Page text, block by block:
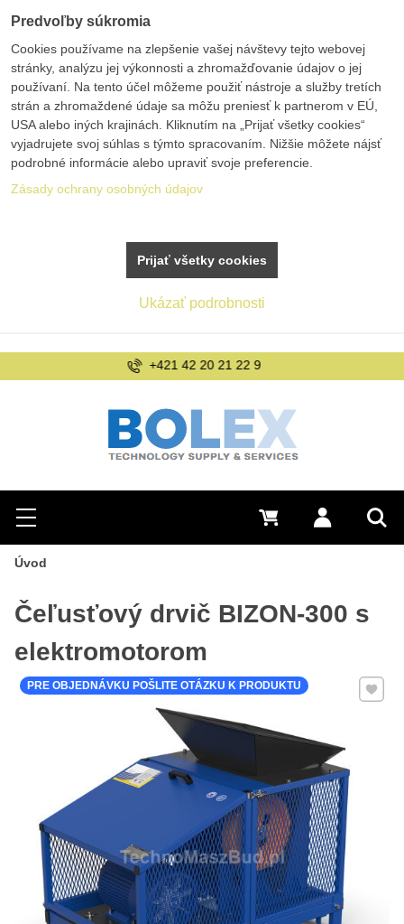
Hľadať
Menu Prihlásiť sa
0 €
info@bolex.sk
Úvod
Čeľusťový drvič BIZON-300 s
elektromotorom
Pridať
PRE OBJEDNÁVKU POŠLITE OTÁZKU K PRODUKTU
Predvoľby súkromia
Cookies používame na zlepšenie vašej návštevy tejto webovej
stránky, analýzu jej výkonnosti a zhromažďovanie údajov o jej
používaní. Na tento účel môžeme použiť nástroje a služby tretích
strán a zhromaždené údaje sa môžu preniesť k partnerom v EÚ,
USA alebo iných krajinách. Kliknutím na „Prijať všetky cookies“
vyjadrujete svoj súhlas s týmto spracovaním. Nižšie môžete nájsť
podrobné informácie alebo upraviť svoje preferencie.
Zásady ochrany osobných údajov
Ukázať podrobnosti
Prijať všetky cookies